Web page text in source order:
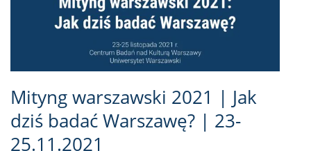
Mityng warszawski 2021 | Jak
dziś badać Warszawę? | 23-
25.11.2021